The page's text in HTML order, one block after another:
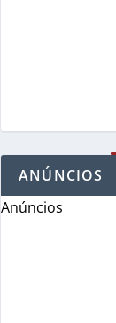
ANÚNCIOS
Anúncios